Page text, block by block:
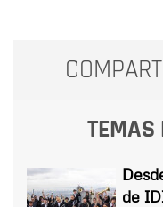
TEMAS
de